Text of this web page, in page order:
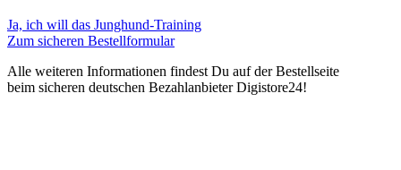
Ja, ich will das Junghund-Training
Zum sicheren Bestellformular
Alle weiteren Informationen findest Du auf der Bestellseite
beim sicheren deutschen Bezahlanbieter Digistore24!